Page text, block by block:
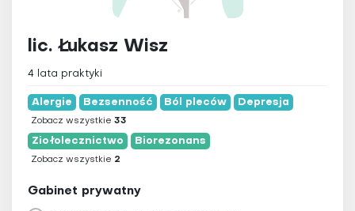
lic. Łukasz Wisz
4 lata praktyki
Alergie Bezsenność Ból pleców Depresja
Zobacz wszystkie 33
Ziołolecznictwo Biorezonans
Zobacz wszystkie 2
Gabinet prywatny